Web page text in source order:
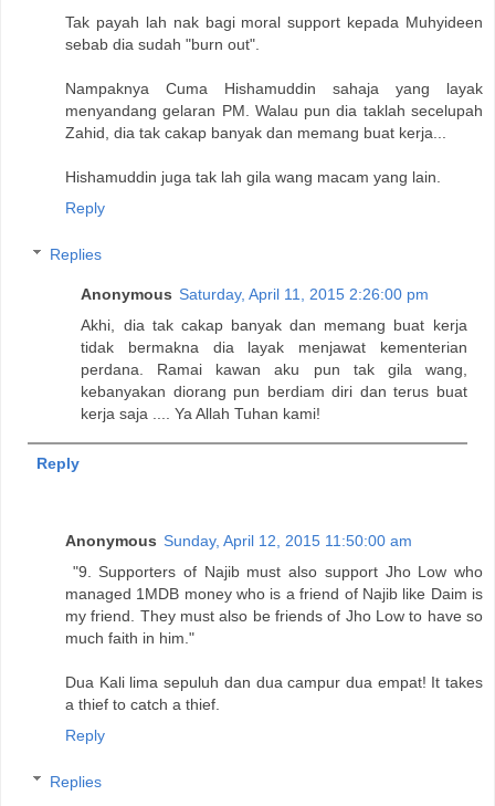
Tak payah lah nak bagi moral support kepada Muhyideen
sebab dia sudah "burn out".
Nampaknya Cuma Hishamuddin sahaja yang layak
menyandang gelaran PM. Walau pun dia taklah secelupah
Zahid, dia tak cakap banyak dan memang buat kerja...
Hishamuddin juga tak lah gila wang macam yang lain.
Reply
Replies
Anonymous Saturday, April 11, 2015 2:26:00 pm
Akhi, dia tak cakap banyak dan memang buat kerja
tidak bermakna dia layak menjawat kementerian
perdana. Ramai kawan aku pun tak gila wang,
kebanyakan diorang pun berdiam diri dan terus buat
kerja saja .... Ya Allah Tuhan kami!
Reply
Anonymous Sunday, April 12, 2015 11:50:00 am
"9. Supporters of Najib must also support Jho Low who
managed 1MDB money who is a friend of Najib like Daim is
my friend. They must also be friends of Jho Low to have so
much faith in him."
Dua Kali lima sepuluh dan dua campur dua empat! It takes
a thief to catch a thief.
Reply
Replies